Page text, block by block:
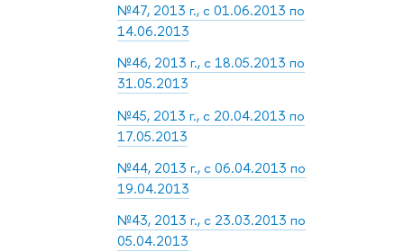
№47, 2013 г., с 01.06.2013 по
14.06.2013
№46, 2013 г., с 18.05.2013 по
31.05.2013
№45, 2013 г., с 20.04.2013 по
17.05.2013
№44, 2013 г., с 06.04.2013 по
19.04.2013
№43, 2013 г., с 23.03.2013 по
05.04.2013